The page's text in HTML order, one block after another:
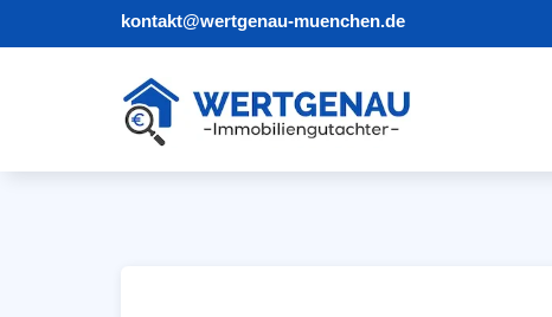
kontakt@wertgenau-muenchen.de